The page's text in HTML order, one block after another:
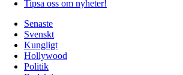
Tipsa oss om nyheter!
Senaste
Svenskt
Kungligt
Hollywood
Politik